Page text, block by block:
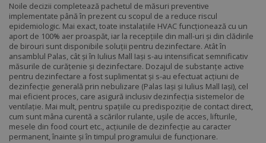
Noile decizii completează pachetul de măsuri preventive
implementate până în prezent cu scopul de a reduce riscul
epidemiologic. Mai exact, toate instalațiile HVAC funcționează cu un
aport de 100% aer proaspăt, iar la recepțiile din mall-uri și din clădirile
de birouri sunt disponibile soluții pentru dezinfectare. Atât în
ansamblul Palas, cât și în Iulius Mall Iași s-au intensificat semnificativ
măsurile de curățenie și dezinfectare. Dozajul de substanțe active
pentru dezinfectare a fost suplimentat și s-au efectuat acțiuni de
dezinfecție generală prin nebulizare (Palas Iași și Iulius Mall Iași), cel
mai eficient proces, care asigură inclusiv dezinfecția sistemelor de
ventilație. Mai mult, pentru spațiile cu predispoziție de contact direct,
cum sunt mâna curentă a scărilor rulante, ușile de acces, lifturile,
mesele din food court etc., acțiunile de dezinfecție au caracter
permanent, înainte și în timpul programului de funcționare.